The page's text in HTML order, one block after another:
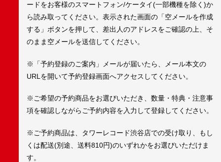
ードをお客様のスマートフォン/ケータイ(一部機種を除く)か
ら読み取ってください。表示された画面の「空メールを作成
する」ボタンを押して、差出人のアドレスをご確認の上、そ
のまま空メールを送信してください。
※「予約登録のご案内」メールが届いたら、メール本文の
URLを開いて予約登録画面へアクセスしてください。
※ご希望の予約商品をお選びいただき、数量・特典・注意事
項を確認しながらご予約内容を入力して登録してください。
※ご予約商品は、タワーレコード渋谷店での受け取り、もし
くは配送(別途、送料810円)のいずれかをお選びいただけま
す。